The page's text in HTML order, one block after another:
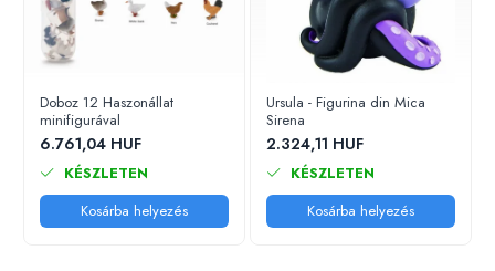
Doboz 12 Haszonállat
minifigurával
6.761,04 HUF
KÉSZLETEN
Kosárba helyezés
Ursula - Figurina din Mica
Sirena
2.324,11 HUF
KÉSZLETEN
Kosárba helyezés